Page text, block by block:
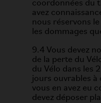
coordonnées du
avez
nous réservons
les dommages
9.4 Vous devez
de la perte du
du Vélo dans les 2
jours ouvrables
vous en avez eu
devez déposer